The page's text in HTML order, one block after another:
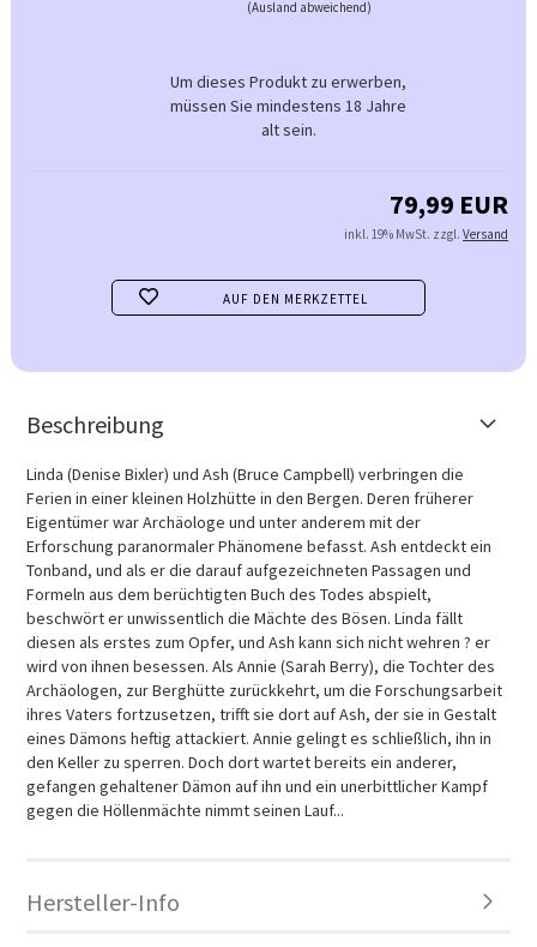
(Ausland abweichend)
Um dieses Produkt zu erwerben,
müssen Sie mindestens 18 Jahre
alt sein.
79,99 EUR
inkl. 19% MwSt. zzgl.Versand
AUF DEN MERKZETTEL
Beschreibung
Linda (Denise Bixler) und Ash (Bruce Campbell) verbringen die
Ferien in einer kleinen Holzhütte in den Bergen. Deren früherer
Eigentümer war Archäologe und unter anderem mit der
Erforschung paranormaler Phänomene befasst. Ash entdeckt ein
Tonband, und als er die darauf aufgezeichneten Passagen und
Formeln aus dem berüchtigten Buch des Todes abspielt,
beschwört er unwissentlich die Mächte des Bösen. Linda fällt
diesen als erstes zum Opfer, und Ash kann sich nicht wehren ? er
wird von ihnen besessen. Als Annie (Sarah Berry), die Tochter des
Archäologen, zur Berghütte zurückkehrt, um die Forschungsarbeit
ihres Vaters fortzusetzen, trifft sie dort auf Ash, der sie in Gestalt
eines Dämons heftig attackiert. Annie gelingt es schließlich, ihn in
den Keller zu sperren. Doch dort wartet bereits ein anderer,
gefangen gehaltener Dämon auf ihn und ein unerbittlicher Kampf
gegen die Höllenmächte nimmt seinen Lauf...
Hersteller-Info